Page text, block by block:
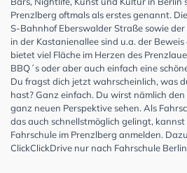
Prenzlberg oftmals als erstes genannt.
S-Bahnhof Eberswalder Straße sowie
in der Kastanienallee sind u.a. der
bietet viel Fläche im Herzen des
BBQ´s oder aber auch einfach eine
Du fragst dich jetzt wahrscheinlich, was
hast? Ganz einfach. Du wirst nämlich
ganz neuen Perspektive sehen. Als
das auch schnellstmöglich gelingt,
Fahrschule im Prenzlberg anmelden.
ClickClickDrive nur nach Fahrschule